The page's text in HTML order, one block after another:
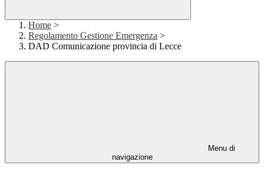
Home >
Regolamento Gestione Emergenza >
DAD Comunicazione provincia di Lecce
Menu di
navigazione